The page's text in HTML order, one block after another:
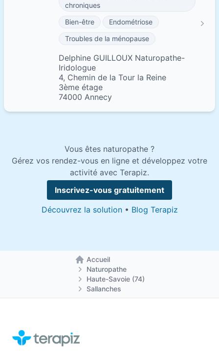
chroniques
Bien-être
Endométriose
Troubles de la ménopause
Delphine GUILLOUX Naturopathe-
Iridologue
4, Chemin de la Tour la Reine
3ème étage
74000 Annecy
Vous êtes naturopathe ?
Gérez vos rendez-vous en ligne et développez votre
activité avec Terapiz.
Inscrivez-vous gratuitement
Découvrez la solution• Blog Terapiz
Accueil
Retour à la page d'accueil
Naturopathe
Haute-Savoie (74)
Sallanches